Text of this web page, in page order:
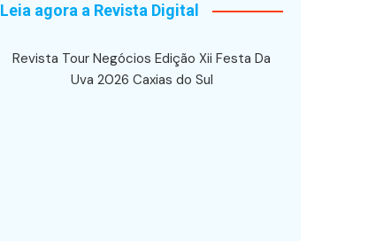
Leia agora a Revista Digital
Revista Tour Negócios Edição Xii Festa Da
Uva 2026 Caxias do Sul